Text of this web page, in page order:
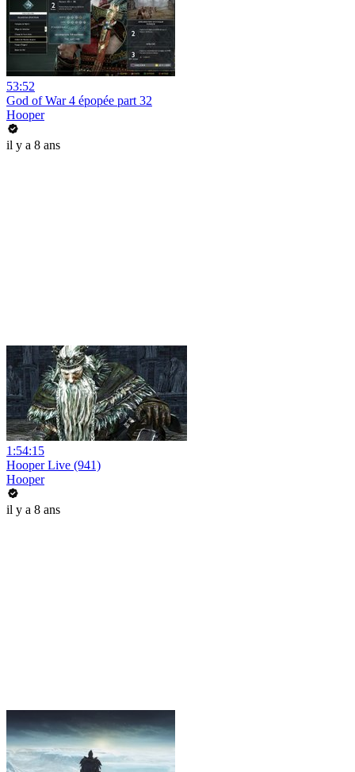
53:52
God of War 4 épopée part 32
Hooper
il y a 8 ans
1:54:15
Hooper Live (941)
Hooper
il y a 8 ans